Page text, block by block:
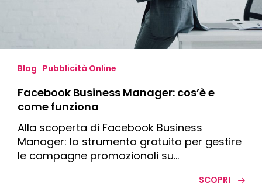
Blog Pubblicità Online
Facebook Business Manager: cos’è e
come funziona
Alla scoperta di Facebook Business
Manager: lo strumento gratuito per gestire
le campagne promozionali su…
SCOPRI